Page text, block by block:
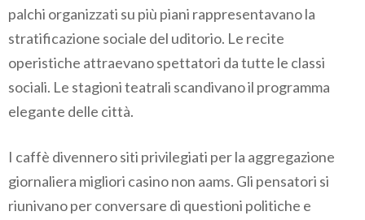
palchi organizzati su più piani rappresentavano la
stratificazione sociale del uditorio. Le recite
operistiche attraevano spettatori da tutte le classi
sociali. Le stagioni teatrali scandivano il programma
elegante delle città.
I caffè divennero siti privilegiati per la aggregazione
giornaliera migliori casino non aams. Gli pensatori si
riunivano per conversare di questioni politiche e